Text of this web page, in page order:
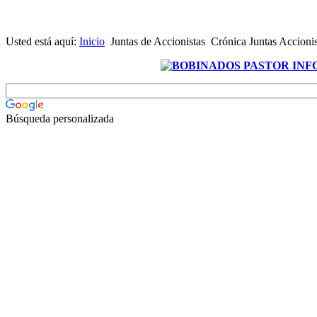
Usted está aquí: Inicio Juntas de Accionistas Crónica Juntas
Búsqueda personalizada